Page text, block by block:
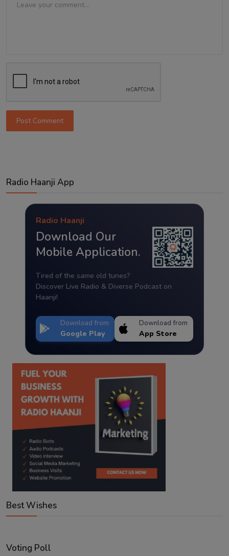
Post Comment
Radio Haanji App
Radio Haanji
Download Our
Mobile Application.
Tired of the same old tunes?
Discover Live Radio & Diverse Podcast on
Haanji!
Download from
Google Play
Download from
App Store
Best Wishes
Voting Poll